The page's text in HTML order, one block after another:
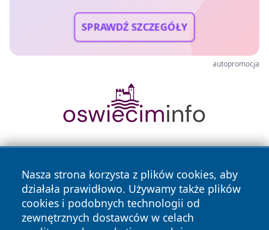
SPRAWDŹ SZCZEGÓŁY
autopromocja
Nasza strona korzysta z plików cookies, aby
działała prawidłowo. Używamy także plików
cookies i podobnych technologii od
zewnętrznych dostawców w celach
Copyright © 2026 otososnowiec.pl Wszystkie prawa